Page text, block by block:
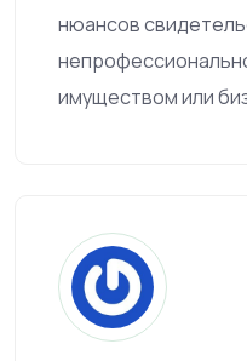
нюансов
имуществом или